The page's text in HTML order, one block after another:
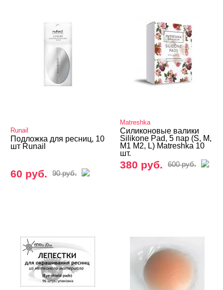
Дебондеры, обезжириватели и прочее
Для татуажа иглы и манипулы
Краска и Хна
Наборы профессиональные
Ресницы Irisk, Simona, Eva Bond
Ресницы KODI
Ресницы Lady Victory, YRE
Сопутствующие материалы
Микробраш/Щёточки
Подложка, скотч, патчи
Прочие принадлежности
Runail
Подложка для ресниц, 10
шт Runail
60 руб. 90 руб.
Matreshka
Силиконовые валики
Silikone Pad, 5 пар (S, M,
M1 М2, L) Matreshka 10
шт.
380 руб. 600 руб.